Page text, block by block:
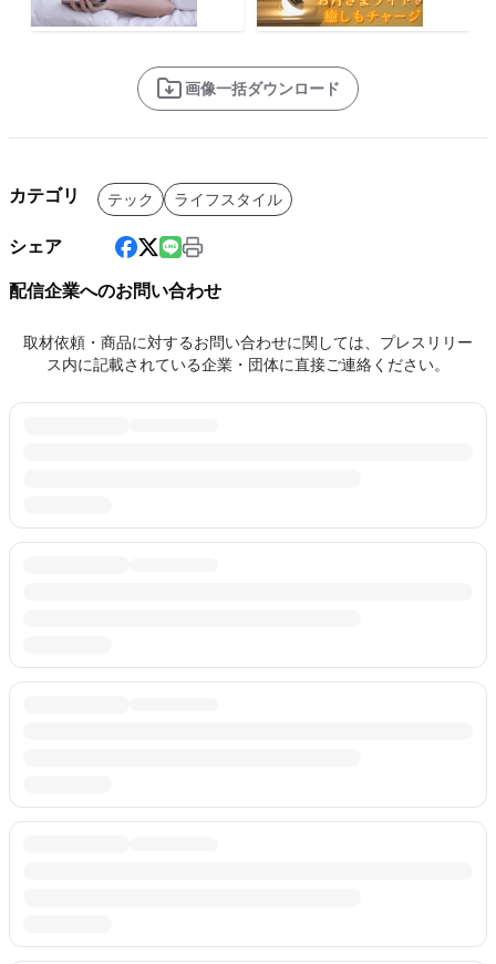
画像一括ダウンロード
カテゴリ テック ライフスタイル
シェア
配信企業へのお問い合わせ
取材依頼・商品に対するお問い合わせに関しては、プレスリリー
ス内に記載されている企業・団体に直接ご連絡ください。